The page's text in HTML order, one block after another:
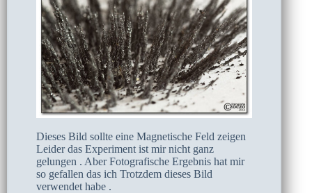
Dieses Bild sollte eine Magnetische Feld zeigen
Leider das Experiment ist mir nicht ganz
gelungen . Aber Fotografische Ergebnis hat mir
so gefallen das ich Trotzdem dieses Bild
verwendet habe .